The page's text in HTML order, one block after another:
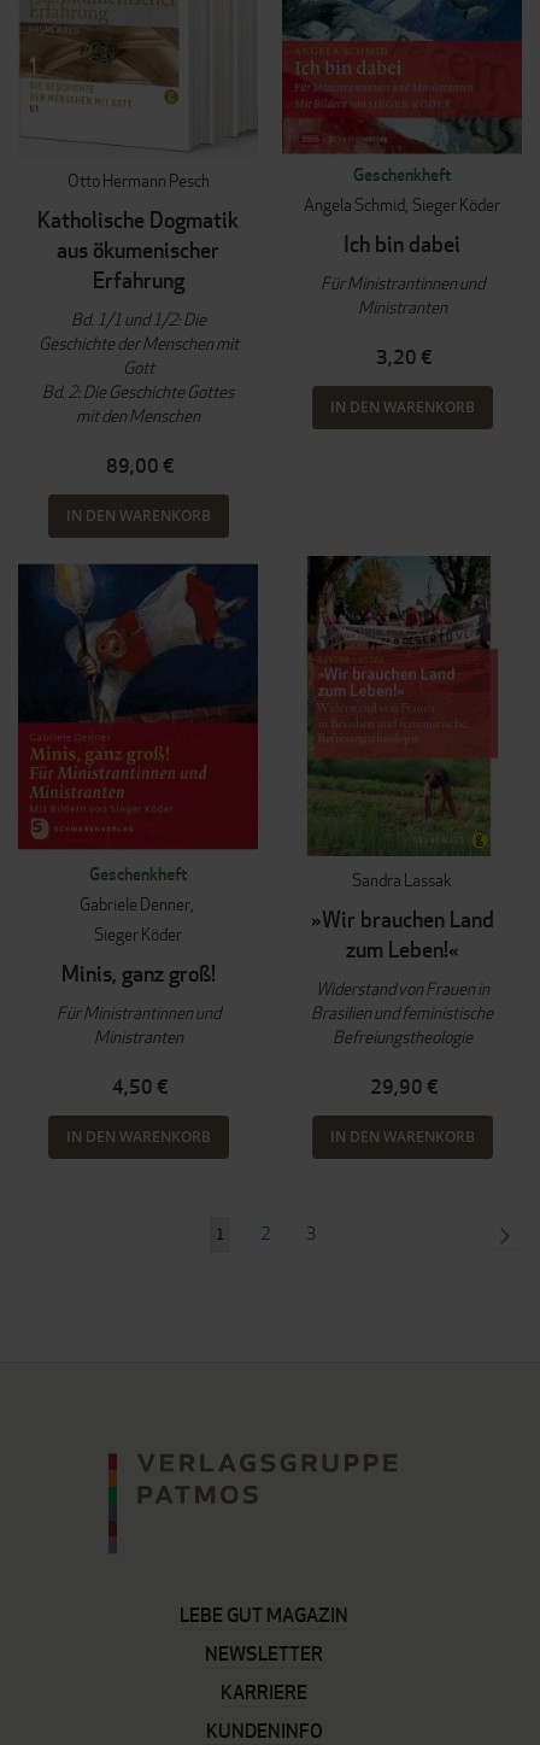
Otto Hermann Pesch
Katholische Dogmatik
aus ökumenischer
Erfahrung
Bd. 1/1 und 1/2: Die
Geschichte der Menschen mit
Gott
Bd. 2: Die Geschichte Gottes
mit den Menschen
89,00 €
IN DEN WARENKORB
Geschenkheft
Angela Schmid Sieger Köder
Ich bin dabei
Für Ministrantinnen und
Ministranten
3,20 €
IN DEN WARENKORB
Geschenkheft
Gabriele Denner
Sieger Köder
Minis, ganz groß!
Für Ministrantinnen und
Ministranten
4,50 €
IN DEN WARENKORB
Sandra Lassak
»Wir brauchen Land
zum Leben!«
Widerstand von Frauen in
Brasilien und feministische
Befreiungstheologie
29,90 €
IN DEN WARENKORB
Sie
1 Seite
2 Seite
3
LEBE GUT MAGAZIN
NEWSLETTER
KARRIERE
KUNDENINFO